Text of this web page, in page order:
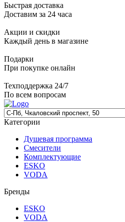
Быстрая доставка
Доставим за 24 часа
Акции и скидки
Каждый день в магазине
Подарки
При покупке онлайн
Техподдержка 24/7
По всем вопросам
Категории
Душевая программа
Смесители
Комплектующие
ESKO
VODA
Бренды
ESKO
VODA